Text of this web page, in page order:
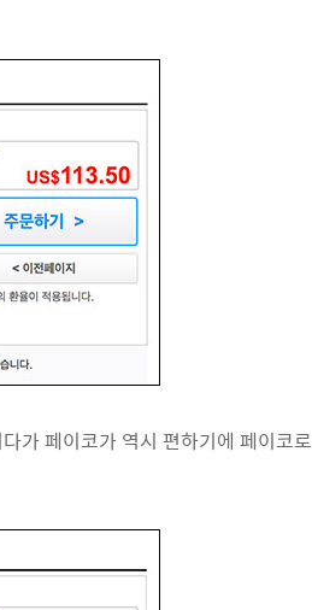
가 페이코가 역시 편하기에 페이코로